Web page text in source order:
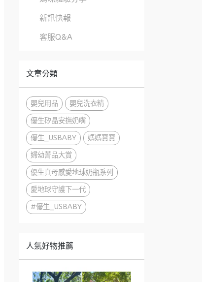
新訊快報
客服Q&A
文章分類
嬰兒用品 嬰兒洗衣精
優生矽晶安撫奶嘴
優生_USBABY 媽媽寶寶
婦幼菁品大賞
優生真母感愛地球奶瓶系列
愛地球守護下一代
#優生_USBABY
人氣好物推薦